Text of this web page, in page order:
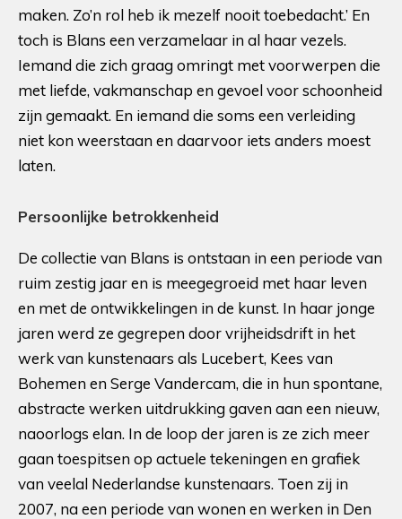
maken. Zo’n rol heb ik mezelf nooit toebedacht.’ En
toch is Blans een verzamelaar in al haar vezels.
Iemand die zich graag omringt met voorwerpen die
met liefde, vakmanschap en gevoel voor schoonheid
zijn gemaakt. En iemand die soms een verleiding
niet kon weerstaan en daarvoor iets anders moest
laten.
Persoonlijke betrokkenheid
De collectie van Blans is ontstaan in een periode van
ruim zestig jaar en is meegegroeid met haar leven
en met de ontwikkelingen in de kunst. In haar jonge
jaren werd ze gegrepen door vrijheidsdrift in het
werk van kunstenaars als Lucebert, Kees van
Bohemen en Serge Vandercam, die in hun spontane,
abstracte werken uitdrukking gaven aan een nieuw,
naoorlogs elan. In de loop der jaren is ze zich meer
gaan toespitsen op actuele tekeningen en grafiek
van veelal Nederlandse kunstenaars. Toen zij in
2007, na een periode van wonen en werken in Den